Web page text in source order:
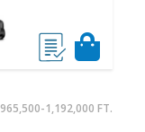
965,500-1,192,000 FT.